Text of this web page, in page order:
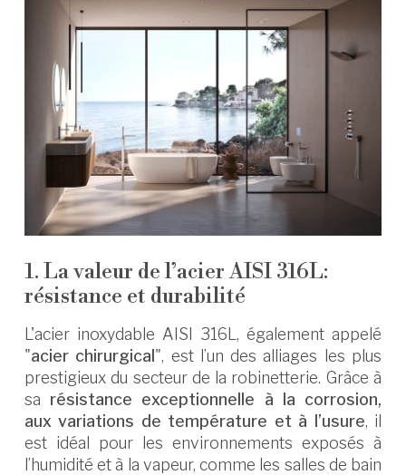
1. La valeur de l’acier AISI 316L:
résistance et durabilité
L'acier inoxydable AISI 316L, également appelé
"acier chirurgical", est l’un des alliages les plus
prestigieux du secteur de la robinetterie. Grâce à
sa résistance exceptionnelle à la corrosion,
aux variations de température et à l’usure, il
est idéal pour les environnements exposés à
l’humidité et à la vapeur, comme les salles de bain